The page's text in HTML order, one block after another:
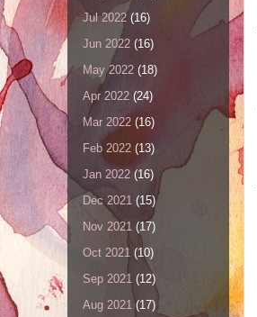
Jul 2022 (16)
Jun 2022 (16)
May 2022 (18)
Apr 2022 (24)
Mar 2022 (16)
Feb 2022 (13)
Jan 2022 (16)
Dec 2021 (15)
Nov 2021 (17)
Oct 2021 (10)
Sep 2021 (12)
Aug 2021 (17)